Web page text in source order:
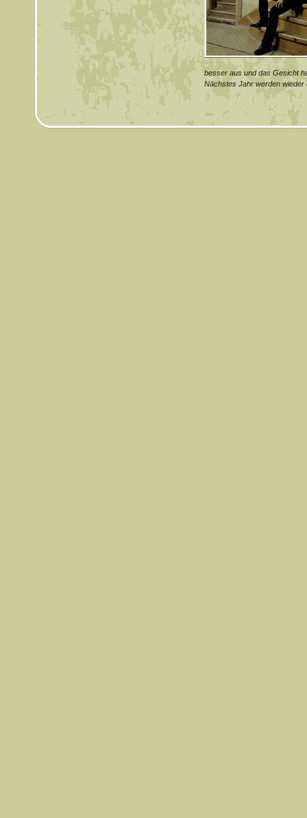
besser aus und das Gesicht
Nächstes Jahr werden wieder